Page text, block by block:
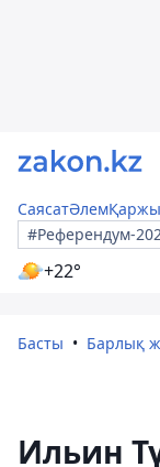
СаясатӘлемҚаржы
#Референдум-
+22°
Басты Барлық
Ильин